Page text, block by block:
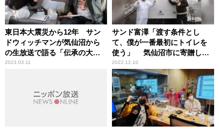
東日本大震災から12年 サン
ドウィッチマンが気仙沼から
の生放送で語る「伝承の大事
さ」
2023.03.11
サンド富澤「渡す条件とし
て、僕が一番最初にトイレを
使う」 気仙沼市に寄贈した
トイレトレーラーの使用者第1
号に立候補も“不発”に終わ
る……
2022.12.10